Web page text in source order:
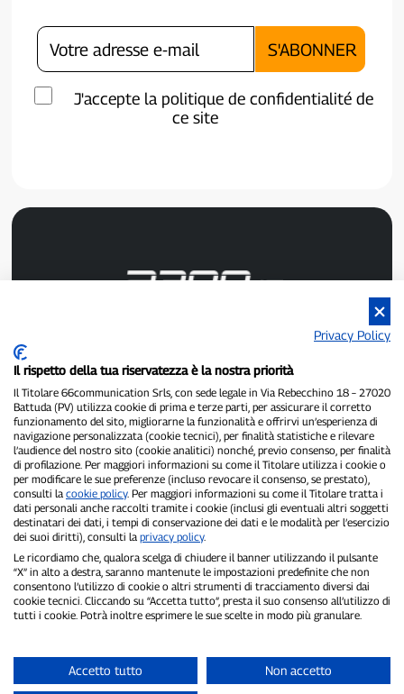
J'accepte la politique de confidentialité de
ce site
Pavie.
Propriétaire et éditeur :66communication Srls- Numéro de TVA :
02798890188.
Rédacteur en chef :Alessandro Secchi- Rédacteur adjoint :Federico
Benedusi.
Politique de confidentialité-Politique relative aux cookies
« Si c'est vraiment arrivé, vous le trouverez sur P300.it »
Copyright © P300.it 2012-2026
Privacy Policy
Il rispetto della tua riservatezza è la nostra priorità
Il Titolare 66communication Srls, con sede legale in Via Rebecchino 18 – 27020
Battuda (PV) utilizza cookie di prima e terze parti, per assicurare il corretto
funzionamento del sito, migliorarne la funzionalità e offrirvi un’esperienza di
navigazione personalizzata (cookie tecnici), per finalità statistiche e rilevare
l’audience del nostro sito (cookie analitici) nonché, previo consenso, per finalità
di profilazione. Per maggiori informazioni su come il Titolare utilizza i cookie o
per modificare le sue preferenze (incluso revocare il consenso, se prestato),
consulti la cookie policy. Per maggiori informazioni su come il Titolare tratta i
dati personali anche raccolti tramite i cookie (inclusi gli eventuali altri soggetti
destinatari dei dati, i tempi di conservazione dei dati e le modalità per l’esercizio
dei suoi diritti), consulti la privacy policy.
Le ricordiamo che, qualora scelga di chiudere il banner utilizzando il pulsante
“X” in alto a destra, saranno mantenute le impostazioni predefinite che non
consentono l’utilizzo di cookie o altri strumenti di tracciamento diversi dai
cookie tecnici. Cliccando su “Accetta tutto”, presta il suo consenso all’utilizzo di
tutti i cookie. Potrà inoltre esprimere le sue scelte in modo più granulare.
Accetto tutto Non accetto